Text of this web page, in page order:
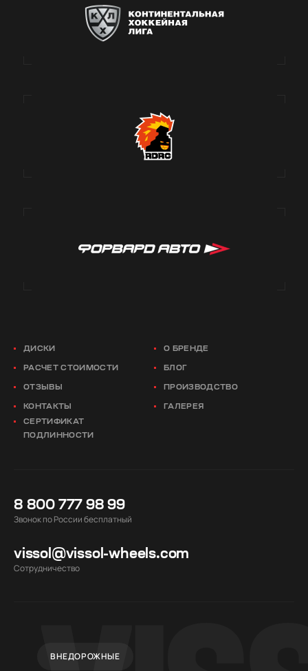
ДИСКИ О БРЕНДЕ
РАСЧЕТ СТОИМОСТИ БЛОГ
ОТЗЫВЫ ПРОИЗВОДСТВО
КОНТАКТЫ
ГАЛЕРЕЯ
СЕРТИФИКАТ
ПОДЛИННОСТИ
8 800 777 98 99
Звонок по России бесплатный
vissol@vissol-wheels.com
Cотрудничество
ВНЕДОРОЖНЫЕ